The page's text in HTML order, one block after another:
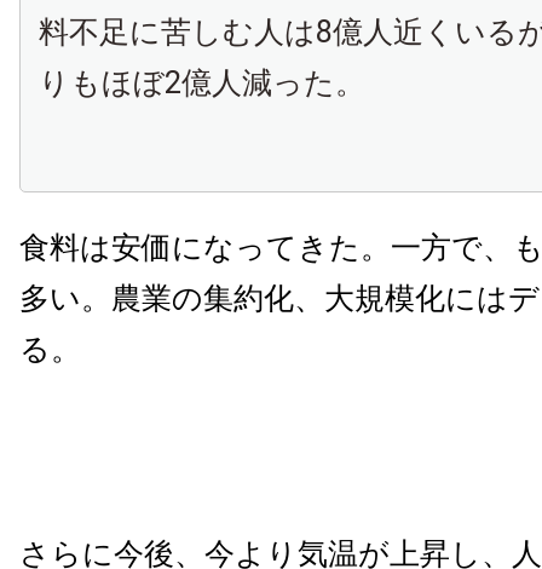
料不足に苦しむ人は8億人近くいる
りもほぼ2億人減った。
食料は安価になってきた。一方で、
多い。農業の集約化、大規模化には
る。
さらに今後、今より気温が上昇し、